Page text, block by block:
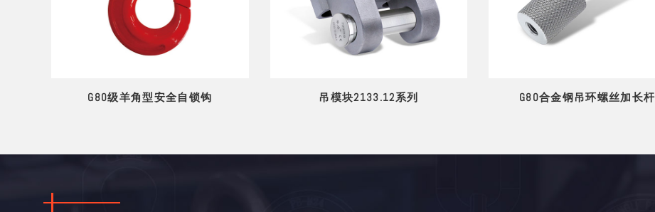
G80级羊角型安全自锁钩 吊模块2133.12系列 G80合金钢吊环螺丝加长杆